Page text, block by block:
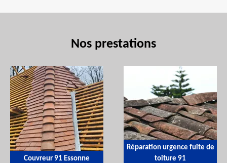
Nos prestations
Couvreur 91 Essonne
Réparation urgence fuite de
toiture 91